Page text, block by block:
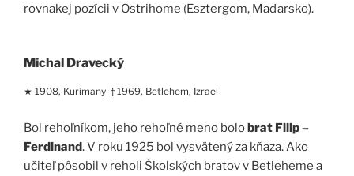
rovnakej pozícii v Ostrihome (Esztergom, Maďarsko).
Michal Dravecký
★ 1908, Kurimany † 1969, Betlehem, Izrael
Bol rehoľníkom, jeho rehoľné meno bolobrat Filip –
Ferdinand. V roku 1925 bol vysvätený za kňaza. Ako
učiteľ pôsobil v reholi Školských bratov v Betleheme a